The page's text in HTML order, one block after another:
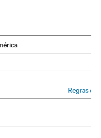
Facebook
Regras›